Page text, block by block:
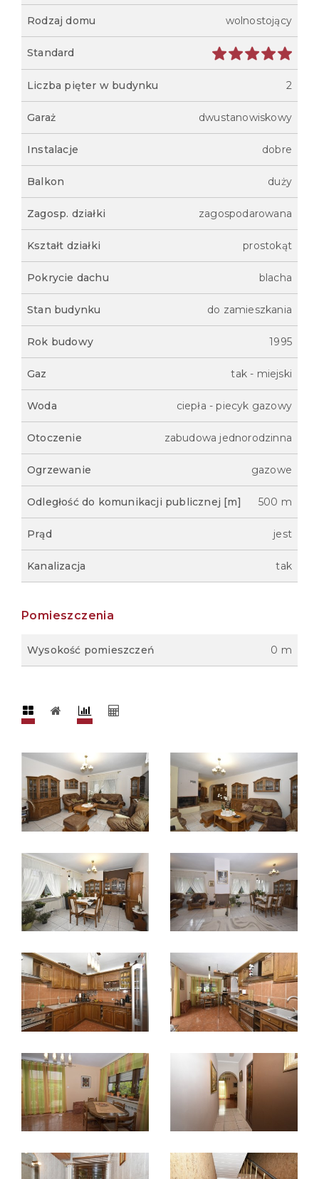
Rodzaj domu wolnostojący
Standard
Liczba pięter w budynku 2
Garaż dwustanowiskowy
Instalacje dobre
Balkon duży
Zagosp. działki zagospodarowana
Kształt działki prostokąt
Pokrycie dachu blacha
Stan budynku do zamieszkania
Rok budowy 1995
Gaz tak - miejski
Woda ciepła - piecyk gazowy
Otoczenie zabudowa jednorodzinna
Ogrzewanie gazowe
Odległość do komunikacji publicznej [m] 500 m
Prąd jest
Kanalizacja tak
Pomieszczenia
Wysokość pomieszczeń 0 m